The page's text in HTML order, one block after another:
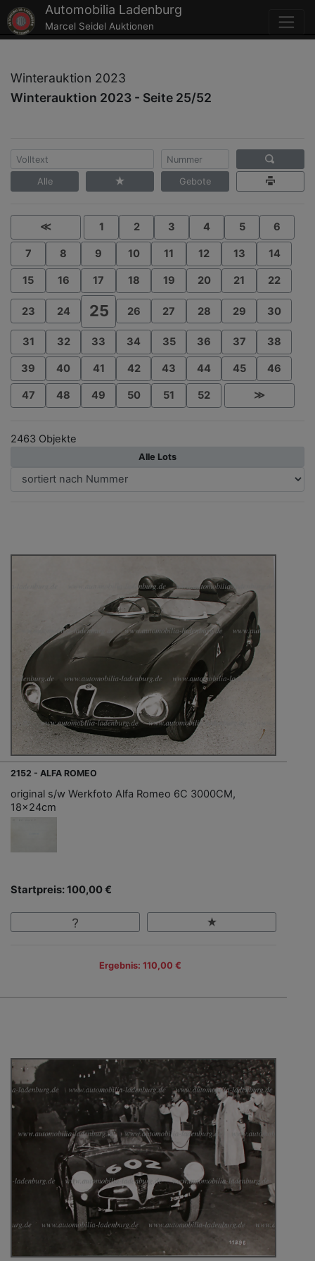
Automobilia Ladenburg
Marcel Seidel Auktionen
Winterauktion 2023
Winterauktion 2023 - Seite 25/52
Alle Gebote
≪ 1 2 3 4 5 6
7 8 9 10 11 12 13 14
15 16 17 18 19 20 21 22
23 24 25 26 27 28 29 30
31 32 33 34 35 36 37 38
39 40 41 42 43 44 45 46
47 48 49 50 51 52 ≫
2463 Objekte
Alle Lots
2152 - ALFA ROMEO
original s/w Werkfoto Alfa Romeo 6C 3000CM,
18x24cm
Startpreis: 100,00 €
Ergebnis: 110,00 €